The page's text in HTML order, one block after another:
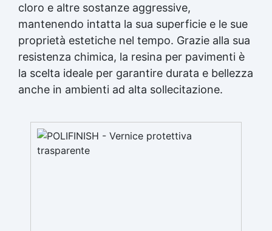
cloro e altre sostanze aggressive,
mantenendo intatta la sua superficie e le sue
proprietà estetiche nel tempo. Grazie alla sua
resistenza chimica, la resina per pavimenti è
la scelta ideale per garantire durata e bellezza
anche in ambienti ad alta sollecitazione.